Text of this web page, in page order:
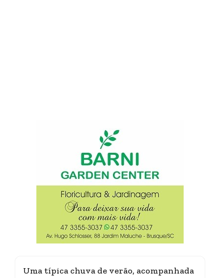
Uma típica chuva de verão, acompanhada